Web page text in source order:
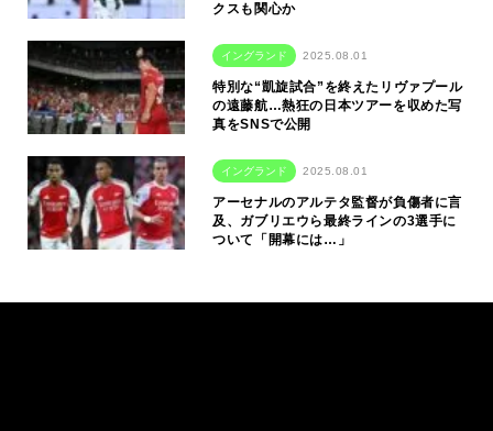
クスも関心か
イングランド 2025.08.01
特別な“凱旋試合”を終えたリヴァプール
の遠藤航…熱狂の日本ツアーを収めた写
真をSNSで公開
イングランド 2025.08.01
アーセナルのアルテタ監督が負傷者に言
及、ガブリエウら最終ラインの3選手に
ついて「開幕には…」